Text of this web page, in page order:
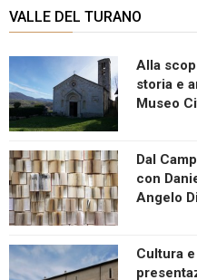
VALLE DEL TURANO
Alla
storia e
Museo
Dal
con
Angelo
Cultura